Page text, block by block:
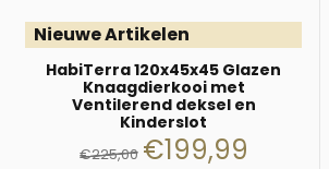
Nieuwe Artikelen
HabiTerra 120x45x45 Glazen
Knaagdierkooi met
Ventilerend deksel en
Kinderslot
€225,00 €199,99